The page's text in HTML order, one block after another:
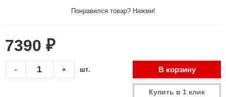
Понравился товар? Нажми!
7390 ₽
+
- шт. В корзину
Купить в 1 клик